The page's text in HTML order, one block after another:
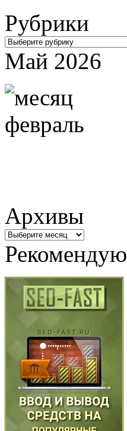
Рубрики
Рубрики
Май 2026
Архивы
Архивы
Рекомендую